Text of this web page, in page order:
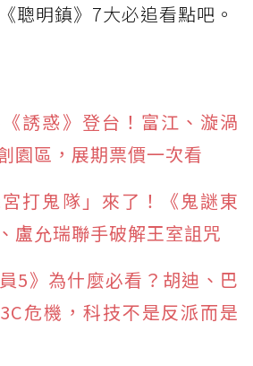
聰明鎮》7大必追看點吧。
誘惑》登台！富江、漩渦
園區，展期票價一次看
打鬼隊」來了！《鬼謎東
盧允瑞聯手破解王室詛咒
5》為什麼必看？胡迪、巴
危機，科技不是反派而是